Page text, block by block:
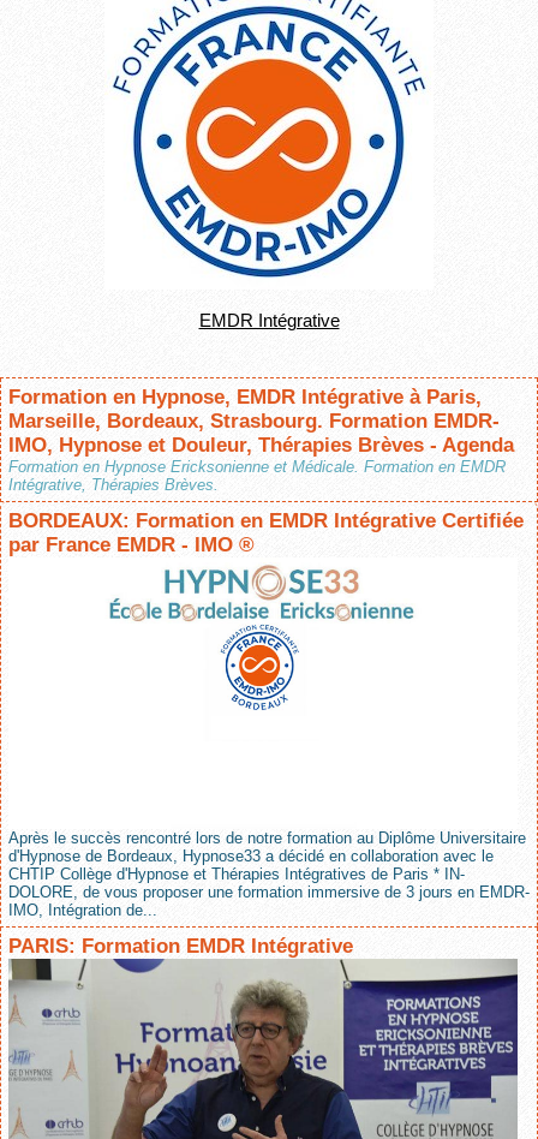
EMDR Intégrative
Formation en Hypnose, EMDR Intégrative à Paris,
Marseille, Bordeaux, Strasbourg. Formation EMDR-
IMO, Hypnose et Douleur, Thérapies Brèves - Agenda
Formation en Hypnose Ericksonienne et Médicale. Formation en EMDR
Intégrative, Thérapies Brèves.
BORDEAUX: Formation en EMDR Intégrative Certifiée
par France EMDR - IMO ®
Après le succès rencontré lors de notre formation au Diplôme Universitaire
d'Hypnose de Bordeaux, Hypnose33 a décidé en collaboration avec le
CHTIP Collège d'Hypnose et Thérapies Intégratives de Paris * IN-
DOLORE, de vous proposer une formation immersive de 3 jours en EMDR-
IMO, Intégration de...
PARIS: Formation EMDR Intégrative